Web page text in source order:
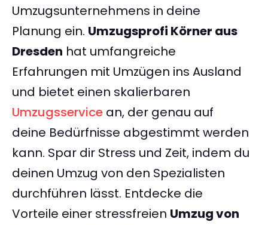
Umzugsunternehmens in deine
Planung ein. Umzugsprofi Körner aus
Dresden hat umfangreiche
Erfahrungen mit Umzügen ins Ausland
und bietet einen skalierbaren
Umzugsservice an, der genau auf
deine Bedürfnisse abgestimmt werden
kann. Spar dir Stress und Zeit, indem du
deinen Umzug von den Spezialisten
durchführen lässt. Entdecke die
Vorteile einer stressfreien Umzug von